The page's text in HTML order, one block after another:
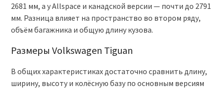
2681 мм, а у Allspace и канадской версии — почти до 2791
мм. Разница влияет на пространство во втором ряду,
объём багажника и общую длину кузова.
Размеры Volkswagen Tiguan
В общих характеристиках достаточно сравнить длину,
ширину, высоту и колёсную базу по основным версиям